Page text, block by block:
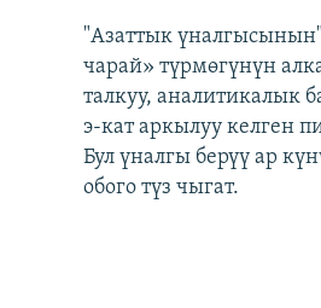
"Азаттык
чарай» түрмөгүнүн
талкуу, аналитикалык
э-кат аркылуу келген
Бул үналгы берүү ар
обого түз чыгат.